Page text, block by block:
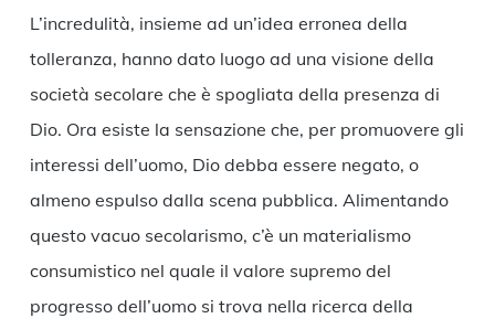
L’incredulità, insieme ad un’idea erronea della
tolleranza, hanno dato luogo ad una visione della
società secolare che è spogliata della presenza di
Dio. Ora esiste la sensazione che, per promuovere gli
interessi dell’uomo, Dio debba essere negato, o
almeno espulso dalla scena pubblica. Alimentando
questo vacuo secolarismo, c’è un materialismo
consumistico nel quale il valore supremo del
progresso dell’uomo si trova nella ricerca della